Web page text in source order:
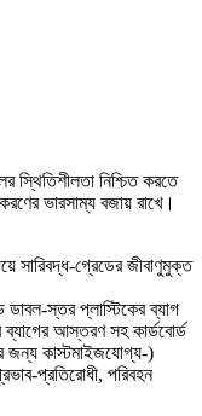
স্থিতিশীলতা নিশ্চিত করতে
ভারসাম্য বজায় রাখে।
সারিবদ্ধ-গ্রেডের জীবাণুমুক্ত
ডাবল-স্তর প্লাস্টিকের ব্যাগ
আস্তরণ সহ কার্ডবোর্ড
জন্য কাস্টমাইজযোগ্য-)
প্রতিরোধী, পরিবহন